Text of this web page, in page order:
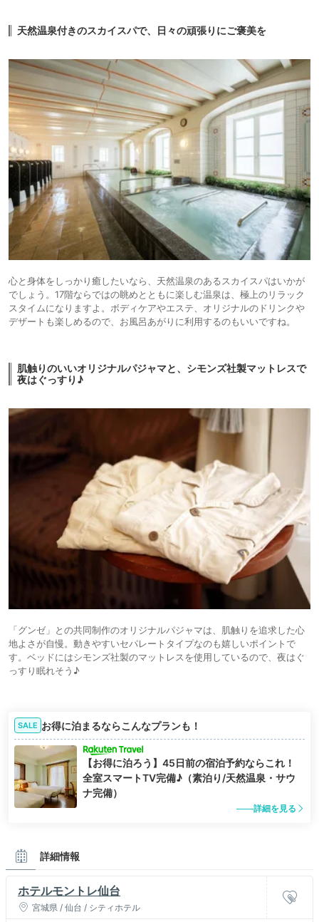
天然温泉付きのスカイスパで、日々の頑張りにご褒美を
心と身体をしっかり癒したいなら、天然温泉のあるスカイスパはいかが
でしょう。17階ならではの眺めとともに楽しむ温泉は、極上のリラック
スタイムになりますよ。ボディケアやエステ、オリジナルのドリンクや
デザートも楽しめるので、お風呂あがりに利用するのもいいですね。
肌触りのいいオリジナルパジャマと、シモンズ社製マットレスで
夜はぐっすり♪
「グンゼ」との共同制作のオリジナルパジャマは、肌触りを追求した心
地よさが自慢。動きやすいセパレートタイプなのも嬉しいポイントで
す。ベッドにはシモンズ社製のマットレスを使用しているので、夜はぐ
っすり眠れそう♪
SALE お得に泊まるならこんなプランも！
【お得に泊ろう】45日前の宿泊予約ならこれ！
全室スマートTV完備♪（素泊り/天然温泉・サウ
ナ完備）
詳細を見る
詳細情報
ホテルモントレ仙台
宮城県 / 仙台 / シティホテル